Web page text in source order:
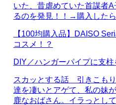
いた、昔虐めていた首謀者
るのを発見！！→購入したら
【100均購入品】DAISO
コスメ！？
DIY／ハンガーパイプに支柱
スカッとする話 引きこも
達を凄いとアゲて、私の妹
鹿なおばさん。イラっとし